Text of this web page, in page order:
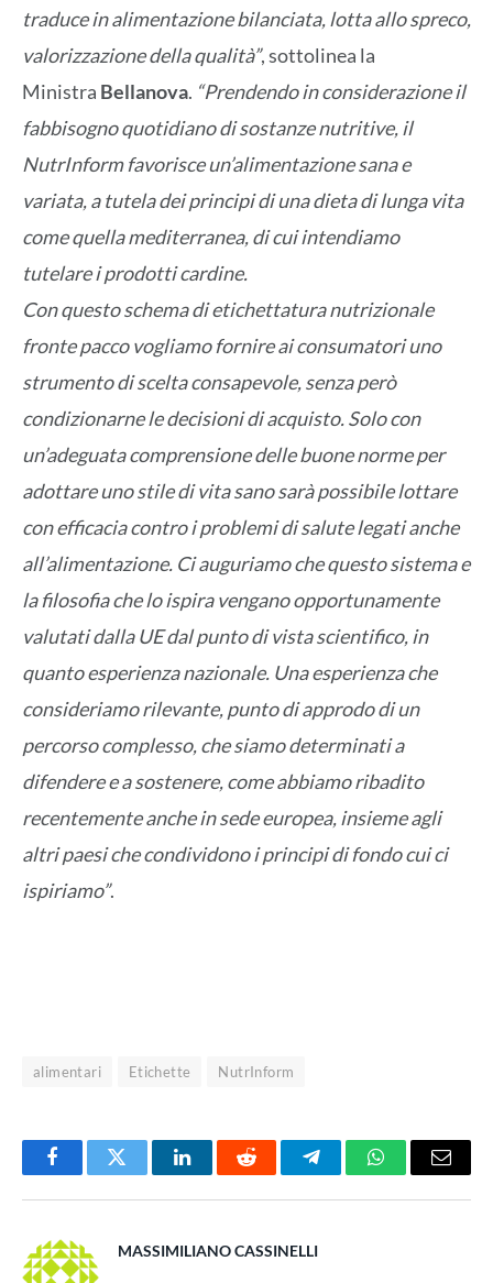
traduce in alimentazione bilanciata, lotta allo spreco,
valorizzazione della qualità”, sottolinea la
Ministra Bellanova. “Prendendo in considerazione il
fabbisogno quotidiano di sostanze nutritive, il
NutrInform favorisce un’alimentazione sana e
variata, a tutela dei principi di una dieta di lunga vita
come quella mediterranea, di cui intendiamo
tutelare i prodotti cardine.
Con questo schema di etichettatura nutrizionale
fronte pacco vogliamo fornire ai consumatori uno
strumento di scelta consapevole, senza però
condizionarne le decisioni di acquisto. Solo con
un’adeguata comprensione delle buone norme per
adottare uno stile di vita sano sarà possibile lottare
con efficacia contro i problemi di salute legati anche
all’alimentazione. Ci auguriamo che questo sistema e
la filosofia che lo ispira vengano opportunamente
valutati dalla UE dal punto di vista scientifico, in
quanto esperienza nazionale. Una esperienza che
consideriamo rilevante, punto di approdo di un
percorso complesso, che siamo determinati a
difendere e a sostenere, come abbiamo ribadito
recentemente anche in sede europea, insieme agli
altri paesi che condividono i principi di fondo cui ci
ispiriamo”.
alimentari Etichette NutrInform
FacebookTwitter LinkedInReddit TelegramWhatsAppEmail
MASSIMILIANO CASSINELLI